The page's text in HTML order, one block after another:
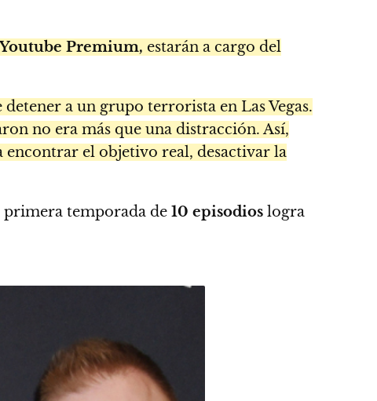
Youtube Premium, estarán a cargo del
a un grupo terrorista en Las Vegas.
no era más que una distracción. Así,
el objetivo real, desactivar la
primera temporada de 10 episodios logra